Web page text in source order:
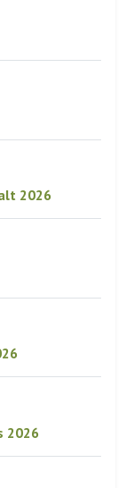
2026
2026